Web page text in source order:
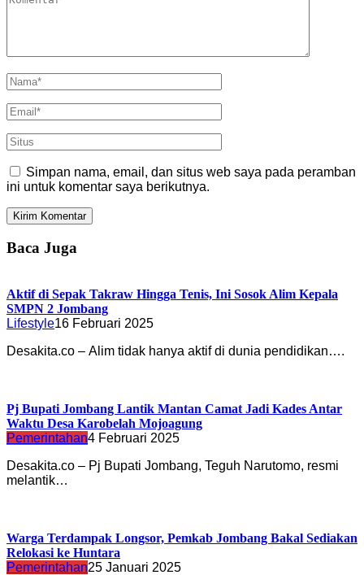
Simpan nama, email, dan situs web saya pada peramban
ini untuk komentar saya berikutnya.
Baca Juga
Aktif di Sepak Takraw Hingga Tenis, Ini Sosok Alim Kepala
SMPN 2 Jombang
Lifestyle16 Februari 2025
Desakita.co – Alim tidak hanya aktif di dunia pendidikan….
Pj Bupati Jombang Lantik Mantan Camat Jadi Kades Antar
Waktu Desa Karobelah Mojoagung
Pemerintahan4 Februari 2025
Desakita.co – Pj Bupati Jombang, Teguh Narutomo, resmi
melantik…
Warga Terdampak Longsor, Pemkab Jombang Bakal Sediakan
Relokasi ke Huntara
Pemerintahan25 Januari 2025